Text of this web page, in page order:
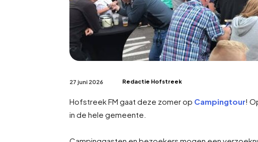
27 juni 2026 Redactie Hofstreek
Hofstreek FM gaat deze zomer op Campingtour!
in de hele gemeente.